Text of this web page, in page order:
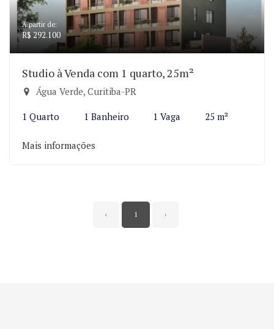
A partir de:
R$ 292.100
Studio à Venda com 1 quarto, 25m²
Água Verde, Curitiba-PR
1 Quarto 1 Banheiro 1 Vaga 25 m²
Mais informações
‹ 1 ›